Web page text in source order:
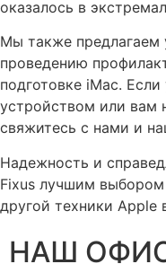
оказалось в
Мы также предлагаем
проведению
подготовке iMac.
устройством или вам
свяжитесь с нами и
Надежность и
Fixus лучшим
другой техники Apple
НАШ